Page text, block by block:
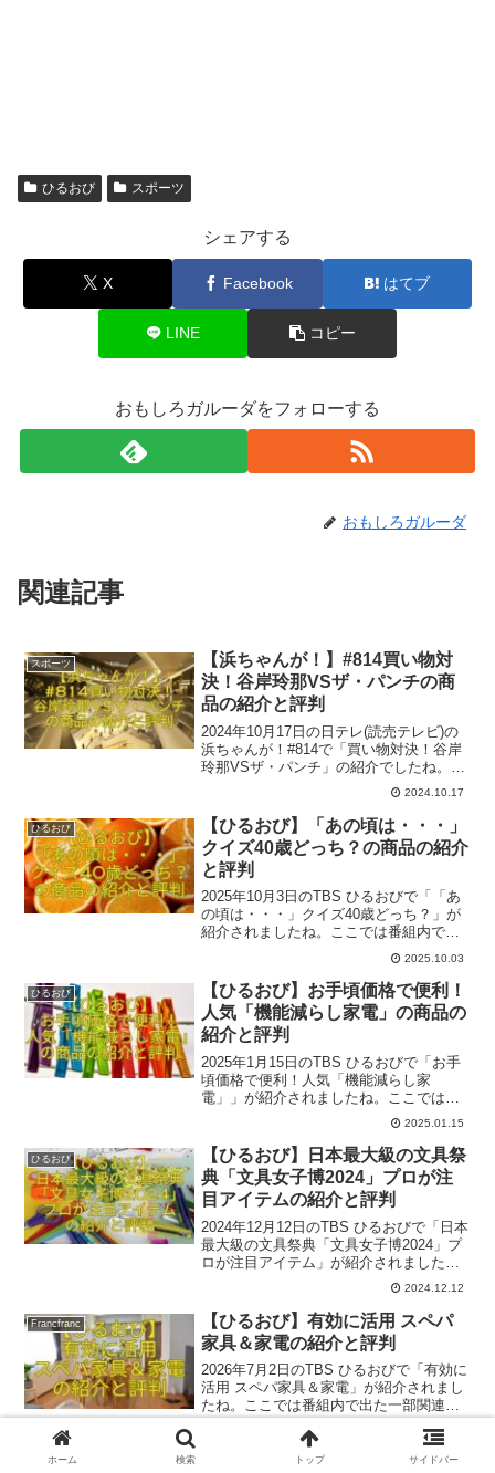
ひるおび スポーツ
シェアする
X Facebook はてブ
LINE コピー
おもしろガルーダをフォローする
おもしろガルーダ
関連記事
スポーツ
【浜ちゃんが！】#814買い物対
決！谷岸玲那VSザ・パンチの商
品の紹介と評判
2024年10月17日の日テレ(読売テレビ)の
浜ちゃんが！#814で「買い物対決！谷岸
玲那VSザ・パンチ」の紹介でしたね。出
演は浜田雅功さん、見取り図リリーさ
ん、谷岸玲那さん、ザ・パンチのパンチ
浜崎さん、ノーパンチ松尾さん、どりあ
んずでした。
2024.10.17
ひるおび
【ひるおび】「あの頃は・・・」
クイズ40歳どっち？の商品の紹介
と評判
2025年10月3日のTBS ひるおびで「「あ
の頃は・・・」クイズ40歳どっち？」が
紹介されましたね。ここでは番組内で出
た一部関連商品と評判をご紹介いたしま
2025.10.03
ひるおび
【ひるおび】お手頃価格で便利！
人気「機能減らし家電」の商品の
紹介と評判
2025年1月15日のTBS ひるおびで「お手
頃価格で便利！人気「機能減らし家
電」」が紹介されましたね。ここでは番
組内で出た一部関連商品とその評判をご
紹介いたします。参考になれば幸いで
す。
2025.01.15
ひるおび
【ひるおび】日本最大級の文具祭
典「文具女子博2024」プロが注
目アイテムの紹介と評判
2024年12月12日のTBS ひるおびで「日本
最大級の文具祭典「文具女子博2024」プ
ロが注目アイテム」が紹介されました
ね。ロケは、パシフィコ横浜でした。こ
こでは番組内で出た一部関連商品のをご
紹介いたします。参考になれば幸いで
す。
2024.12.12
Francfranc
【ひるおび】有効に活用 スペパ
家具＆家電の紹介と評判
2026年7月2日のTBS ひるおびで「有効に
活用 スペパ家具＆家電」が紹介されまし
たね。ここでは番組内で出た一部関連商
品と評判をご紹介いたします。参考にな
れば幸いです。
2026.07.02
ひるおび 【ひるおび】ボードゲームにもタ
ホーム 検索 トップ サイドバー